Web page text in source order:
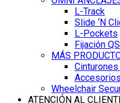
L-Track
Slide ‘N
L-Pockets
Fijación
MÁS
Wheelchair
ATENCIÓN AL